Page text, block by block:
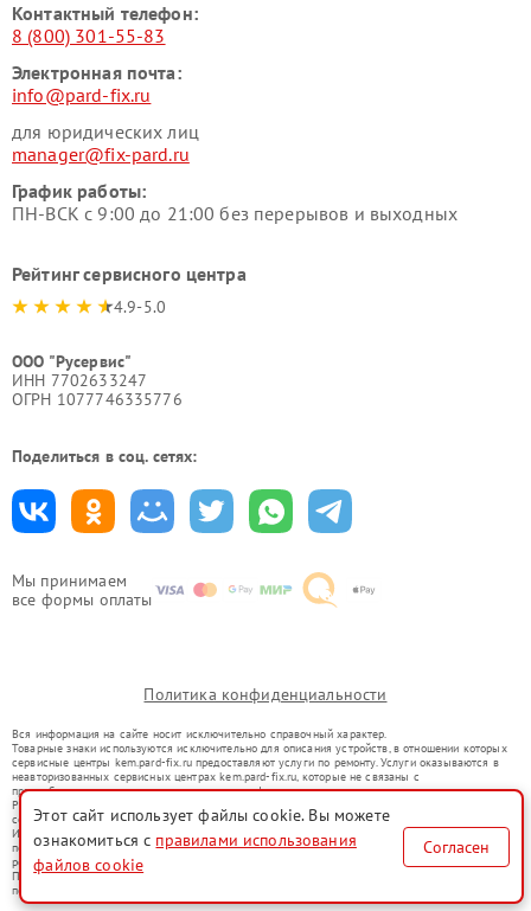
Мы принимаем
все формы оплаты
Контактный телефон:
8 (800) 301-55-83
Электронная почта:
info@pard-fix.ru
для юридических лиц
manager@fix-pard.ru
График работы:
ПН-ВСК с 9:00 до 21:00 без перерывов и выходных
Рейтинг сервисного центра
4.9-5.0
ООО "Русервис"
ИНН 7702633247
ОГРН 1077746335776
Поделиться в соц. сетях:
Политика конфиденциальности
Вся информация на сайте носит исключительно справочный характер.
Товарные знаки используются исключительно для описания устройств, в отношении которых
сервисные центры kem.pard-fix.ru предоставляют услуги по ремонту. Услуги оказываются в
неавторизованных сервисных центрах kem.pard-fix.ru, которые не связаны с
правообладателями товарных знаков или их официальными представителями.
Ремонт осуществляется для устройств, уже введенных в гражданский оборот в соответствии
со статьей 1487 ГК РФ.
Использование товарных знаков не преследует цели индивидуализации услуг или введения
потребителей в заблуждение, а служит для информирования о предоставляемых услугах по
ремонту техники указанных брендов.
Представленная на сайте информация не является публичной офертой, определяемой
положениями Статьи 437(2) Гражданского кодекса РФ
Этот сайт использует файлы cookie. Вы можете
ознакомиться с правилами использования
файлов cookie
Согласен